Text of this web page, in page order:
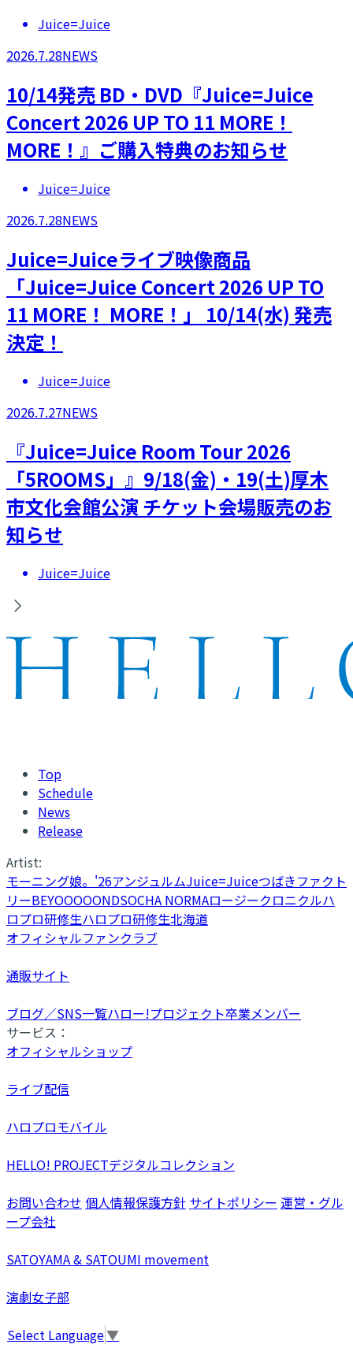
Juice=Juice
2026.7.28NEWS
10/14発売 BD・DVD『Juice=Juice
Concert 2026 UP TO 11 MORE！
MORE！』ご購入特典のお知らせ
Juice=Juice
2026.7.28NEWS
Juice=Juiceライブ映像商品
「Juice=Juice Concert 2026 UP TO
11 MORE！ MORE！」 10/14(水) 発売
決定！
Juice=Juice
2026.7.27NEWS
『Juice=Juice Room Tour 2026
「5ROOMS」』9/18(金)・19(土)厚木
市文化会館公演 チケット会場販売のお
知らせ
Juice=Juice
Top
Schedule
News
Release
Artist:
モーニング娘。'26アンジュルムJuice=Juiceつばきファクト
リーBEYOOOOONDSOCHA NORMAロージークロニクルハ
ロプロ研修生ハロプロ研修生北海道
オフィシャルファンクラブ
通販サイト
ブログ／SNS一覧ハロー!プロジェクト卒業メンバー
サービス：
オフィシャルショップ
ライブ配信
ハロプロモバイル
HELLO! PROJECTデジタルコレクション
お問い合わせ 個人情報保護方針 サイトポリシー 運営・グル
ープ会社
SATOYAMA & SATOUMI movement
演劇女子部
Select Language▼